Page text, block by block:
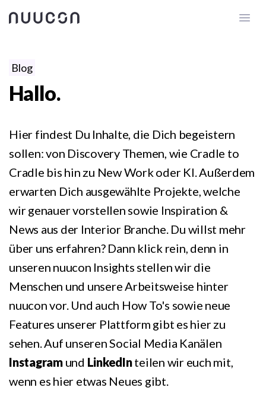
Blog
Hallo.
Hier findest Du Inhalte, die Dich begeistern
sollen: von Discovery Themen, wie Cradle to
Cradle bis hin zu New Work oder KI. Außerdem
erwarten Dich ausgewählte Projekte, welche
wir genauer vorstellen sowie Inspiration &
News aus der Interior Branche. Du willst mehr
über uns erfahren? Dann klick rein, denn in
unseren nuucon Insights stellen wir die
Menschen und unsere Arbeitsweise hinter
nuucon vor. Und auch How To's sowie neue
Features unserer Plattform gibt es hier zu
sehen. Auf unseren Social Media Kanälen
Instagram und LinkedInteilen wir euch mit,
wenn es hier etwas Neues gibt.